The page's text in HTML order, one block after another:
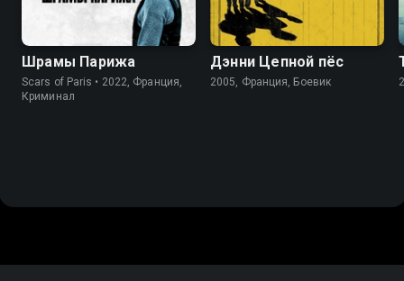
Шрамы Парижа
Scars of Paris • 2022, Франция,
Криминал
Дэнни Цепной пёс
2005, Франция, Боевик